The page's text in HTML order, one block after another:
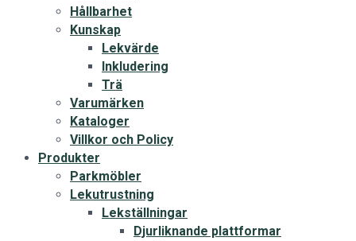
Hållbarhet
Kunskap
Lekvärde
Inkludering
Trä
Varumärken
Kataloger
Villkor och Policy
Produkter
Parkmöbler
Lekutrustning
Lekställningar
Djurliknande plattformar